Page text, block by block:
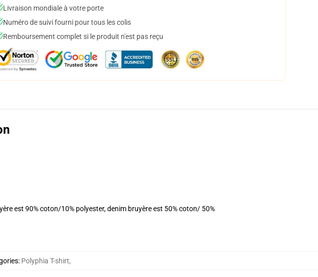
Livraison mondiale à votre porte
Numéro de suivi fourni pour tous les colis
Remboursement complet si le produit n'est pas reçu
est 90% coton/10% polyester, denim bruyère est 50% coton/ 50%
: Polyphia T-shirt,